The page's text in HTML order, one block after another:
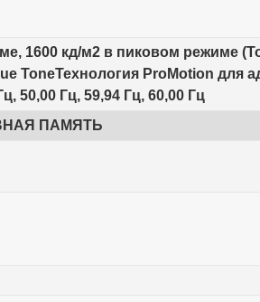
1600 кд/м2 в пиковом режиме
ToneТехнология ProMotion для
50,00 Гц, 59,94 Гц, 60,00 Гц
ПАМЯТЬ